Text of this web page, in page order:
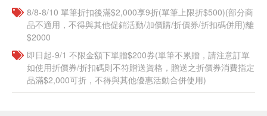
8/8-8/10 單筆折扣後滿$2,000享9折(單筆上限折$500)(部分商
品不適用，不得與其他促銷活動/加價購/折價券/折扣碼併用)離
$2000
即日起-9/1 不限金額下單贈$200券(單筆不累贈，請注意訂單
如使用折價券/折扣碼則不符贈送資格，贈送之折價券消費指定
品滿$2,000可折，不得與其他優惠活動合併使用)